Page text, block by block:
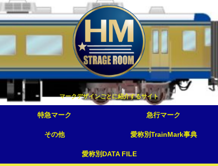
マークデザインごとに紹介するサイト
特急マーク 急行マーク
その他 愛称別TrainMark事典
愛称別DATA FILE